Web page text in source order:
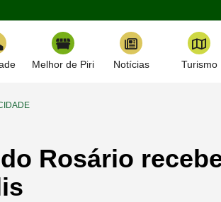
Melhor de Piri Notícias Turismo
Rosário